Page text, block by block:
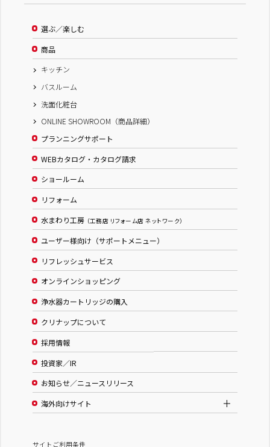
選ぶ／楽しむ
商品
キッチン
バスルーム
洗面化粧台
ONLINE SHOWROOM（商品詳細）
プランニングサポート
WEBカタログ・カタログ請求
ショールーム
リフォーム
水まわり工房 （工務店 リフォーム店 ネットワーク）
ユーザー様向け（サポートメニュー）
リフレッシュサービス
オンラインショッピング
浄水器カートリッジの購入
クリナップについて
採用情報
投資家／IR
お知らせ／ニュースリリース
海外向けサイト
サイトご利用条件